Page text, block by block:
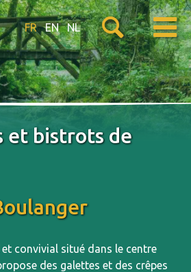
FR EN NL
et bistrots de
convivial situé dans le centre
des galettes et des crêpes